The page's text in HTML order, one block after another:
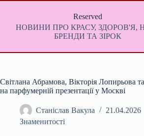
Перейти
Reserved
НОВИНИ ПРО КРАСУ, ЗДОРОВ'Я,
БРЕНДИ ТА ЗІРОК
Світлана Абрамова, Вікторія Лопирьова та
на парфумерній презентації у Москві
Станіслав Вакула
21.04.2026
Знаменитості